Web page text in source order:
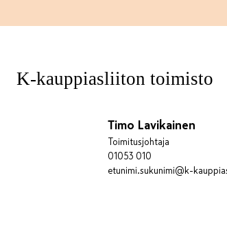
K-kauppiasliiton toimisto
Timo Lavikainen
Toimitusjohtaja
01053 010
etunimi.sukunimi@k-